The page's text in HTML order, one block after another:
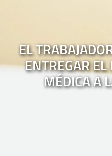
EL
ENTREGAR EL
MÉDICA A